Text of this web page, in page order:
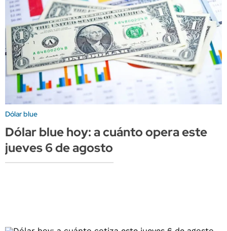
Dólar blue
Dólar blue hoy: a cuánto opera este
jueves 6 de agosto